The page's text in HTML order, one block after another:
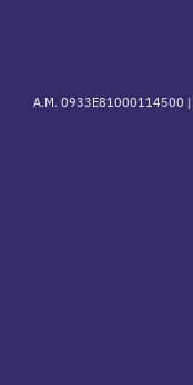
A.M. 0933E81000114500 |